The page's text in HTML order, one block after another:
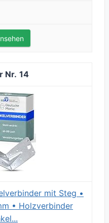
14
mit Steg •
• Holzverbinder